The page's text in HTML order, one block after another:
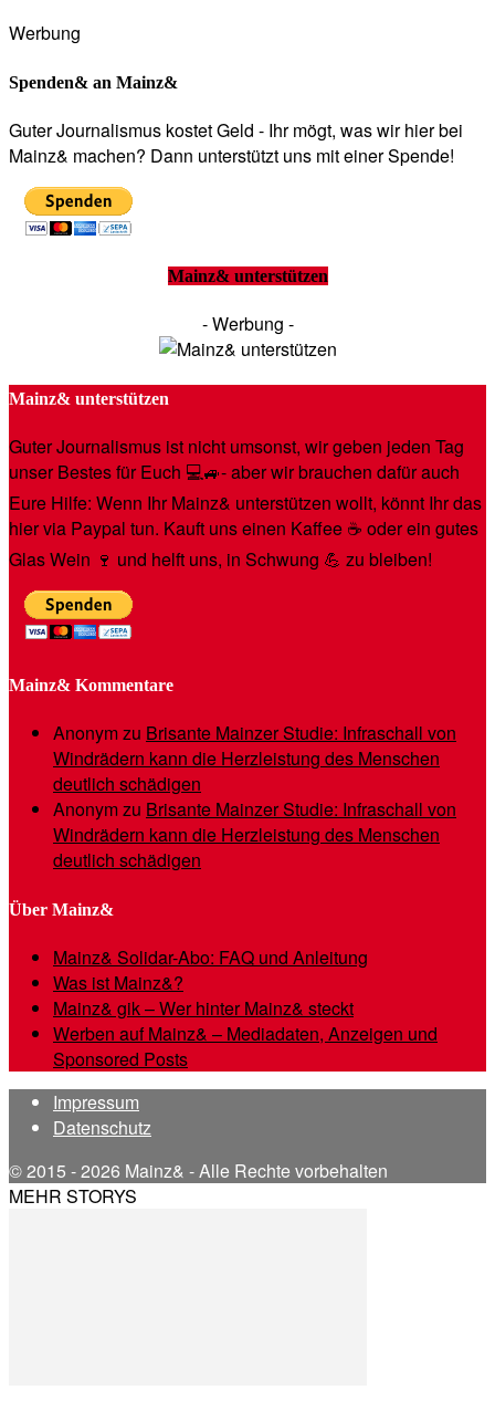
Werbung
Spenden& an Mainz&
Guter Journalismus kostet Geld - Ihr mögt, was wir hier bei
Mainz& machen? Dann unterstützt uns mit einer Spende!
Mainz& unterstützen
- Werbung -
Mainz& unterstützen
Guter Journalismus ist nicht umsonst, wir geben jeden Tag
unser Bestes für Euch 💻🚙- aber wir brauchen dafür auch
Eure Hilfe: Wenn Ihr Mainz& unterstützen wollt, könnt Ihr das
hier via Paypal tun. Kauft uns einen Kaffee ☕️ oder ein gutes
Glas Wein 🍷 und helft uns, in Schwung 💪 zu bleiben!
Mainz& Kommentare
Anonymzu Brisante Mainzer Studie: Infraschall von
Windrädern kann die Herzleistung des Menschen
deutlich schädigen
Anonymzu Brisante Mainzer Studie: Infraschall von
Windrädern kann die Herzleistung des Menschen
deutlich schädigen
Über Mainz&
Mainz& Solidar-Abo: FAQ und Anleitung
Was ist Mainz&?
Mainz& gik – Wer hinter Mainz& steckt
Werben auf Mainz& – Mediadaten, Anzeigen und
Sponsored Posts
Impressum
Datenschutz
© 2015 - 2026 Mainz& - Alle Rechte vorbehalten
MEHR STORYS